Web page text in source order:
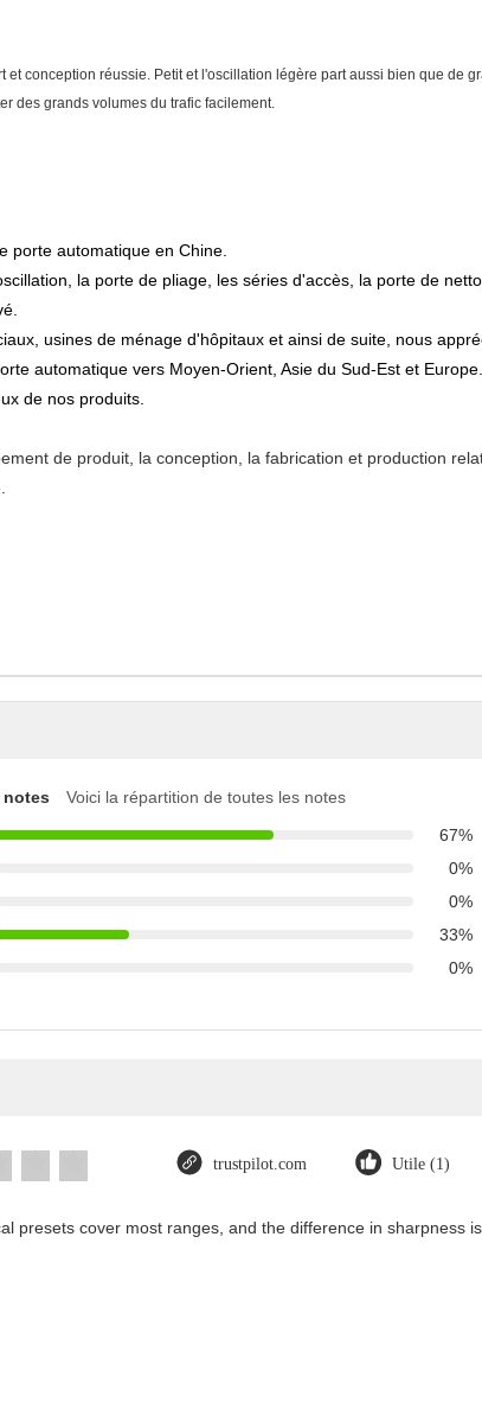
conception réussie. Petit et l'oscillation légère part aussi bien que de
des grands volumes du trafic facilement.
porte automatique en Chine.
la porte de pliage, les séries d'accès, la porte de
usines de ménage d'hôpitaux et ainsi de suite, nous
automatique vers Moyen-Orient, Asie du Sud-Est et
de nos produits.
de produit, la conception, la fabrication et production
notes
Voici la répartition de toutes les notes
67%
0%
0%
33%
0%
trustpilot.com Utile (1)
presets cover most ranges, and the difference in sharpness is